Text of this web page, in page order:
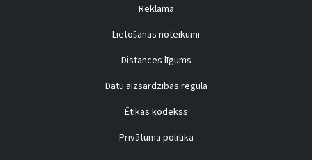
Reklāma
Lietošanas noteikumi
Distances līgums
Datu aizsardzības regula
Ētikas kodekss
Privātuma politika